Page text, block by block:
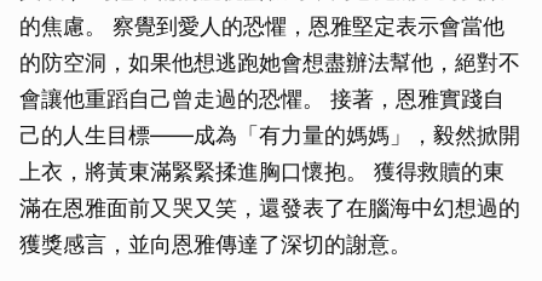
的焦慮。 察覺到愛人的恐懼，恩雅堅定表示會當他
的防空洞，如果他想逃跑她會想盡辦法幫他，絕對不
會讓他重蹈自己曾走過的恐懼。 接著，恩雅實踐自
己的人生目標——成為「有力量的媽媽」，毅然掀開
上衣，將黃東滿緊緊揉進胸口懷抱。 獲得救贖的東
滿在恩雅面前又哭又笑，還發表了在腦海中幻想過的
獲獎感言，並向恩雅傳達了深切的謝意。